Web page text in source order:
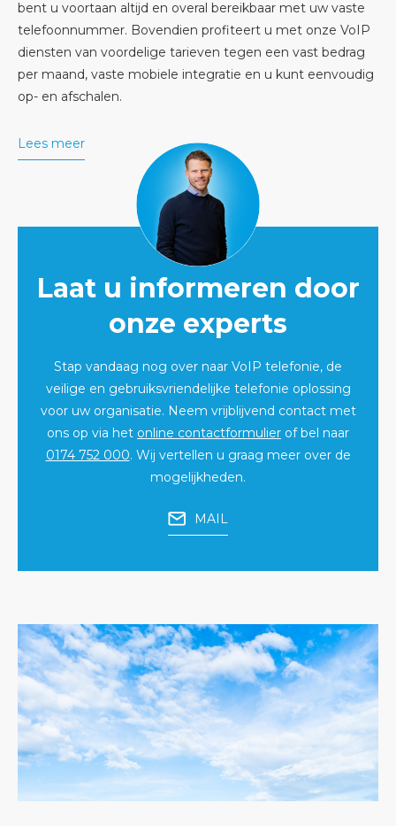
bent u voortaan altijd en overal bereikbaar met uw vaste
telefoonnummer. Bovendien profiteert u met onze VoIP
diensten van voordelige tarieven tegen een vast bedrag
per maand, vaste mobiele integratie en u kunt eenvoudig
op- en afschalen.
Lees meer
Laat u informeren door
onze experts
Stap vandaag nog over naar VoIP telefonie, de
veilige en gebruiksvriendelijke telefonie oplossing
voor uw organisatie. Neem vrijblijvend contact met
ons op via het online contactformulier of bel naar
0174 752 000. Wij vertellen u graag meer over de
mogelijkheden.
MAIL